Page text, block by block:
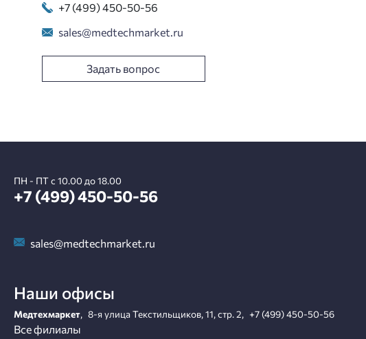
+7 (499) 450-50-56
sales@medtechmarket.ru
Задать вопрос
ПН - ПТ с 10.00 до 18.00
+7 (499) 450-50-56
sales@medtechmarket.ru
Наши офисы
Медтехмаркет, 8-я улица Текстильщиков, 11, стр. 2, +7 (499) 450-50-56
Все филиалы